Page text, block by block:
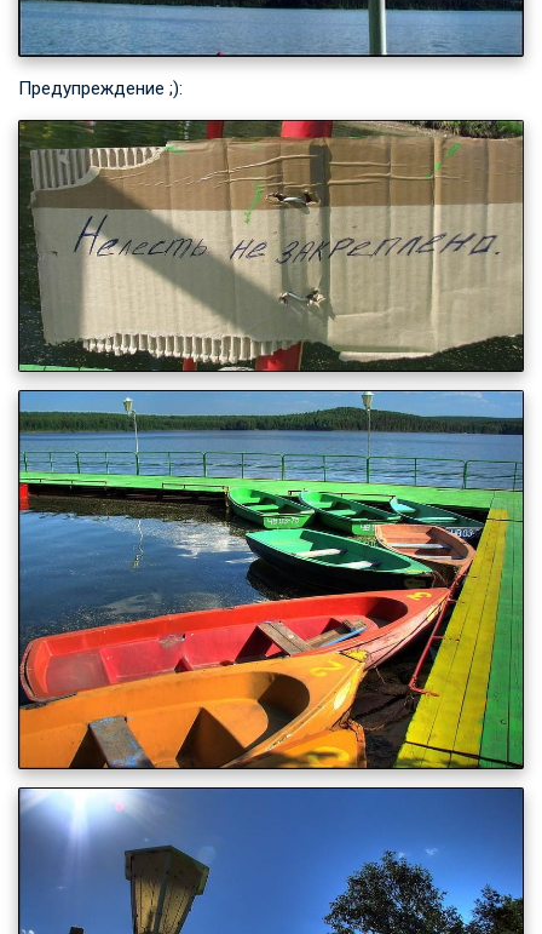
Предупреждение ;):